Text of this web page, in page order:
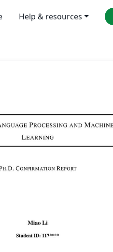
Help & resources